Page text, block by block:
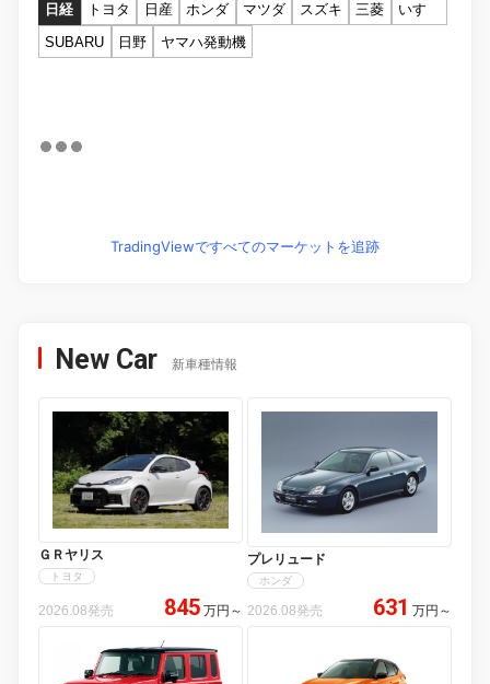
日経 トヨタ 日産 ホンダ マツダ スズキ 三菱
いすゞ
SUBARU
日野 ヤマハ発動機
TradingViewですべてのマーケットを追跡
New Car 新車種情報
ＧＲヤリス
トヨタ
2026.08発売 845 万円 ～
プレリュード
ホンダ
2026.08発売 631 万円 ～